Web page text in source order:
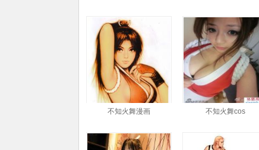
不知火舞漫画 不知火舞cos